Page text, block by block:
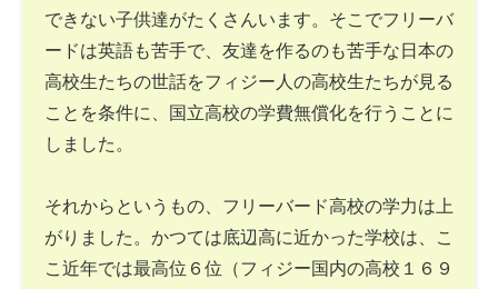
できない子供達がたくさんいます。そこでフリーバ
ードは英語も苦手で、友達を作るのも苦手な日本の
高校生たちの世話をフィジー人の高校生たちが見る
ことを条件に、国立高校の学費無償化を行うことに
しました。
それからというもの、フリーバード高校の学力は上
がりました。かつては底辺高に近かった学校は、こ
こ近年では最高位６位（フィジー国内の高校１６９